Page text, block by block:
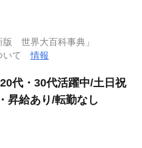
版 世界大百科事典」
いて情報
代・30代活躍中/土日祝
昇給あり/転勤なし